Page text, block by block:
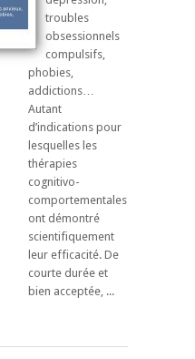
troubles
obsessionnels
compulsifs,
phobies,
addictions…
Autant
d’indications pour
lesquelles les
thérapies
cognitivo-
comportementales
ont démontré
scientifiquement
leur efficacité. De
courte durée et
bien acceptée, ...